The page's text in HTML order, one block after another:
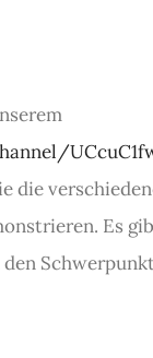
die
Es